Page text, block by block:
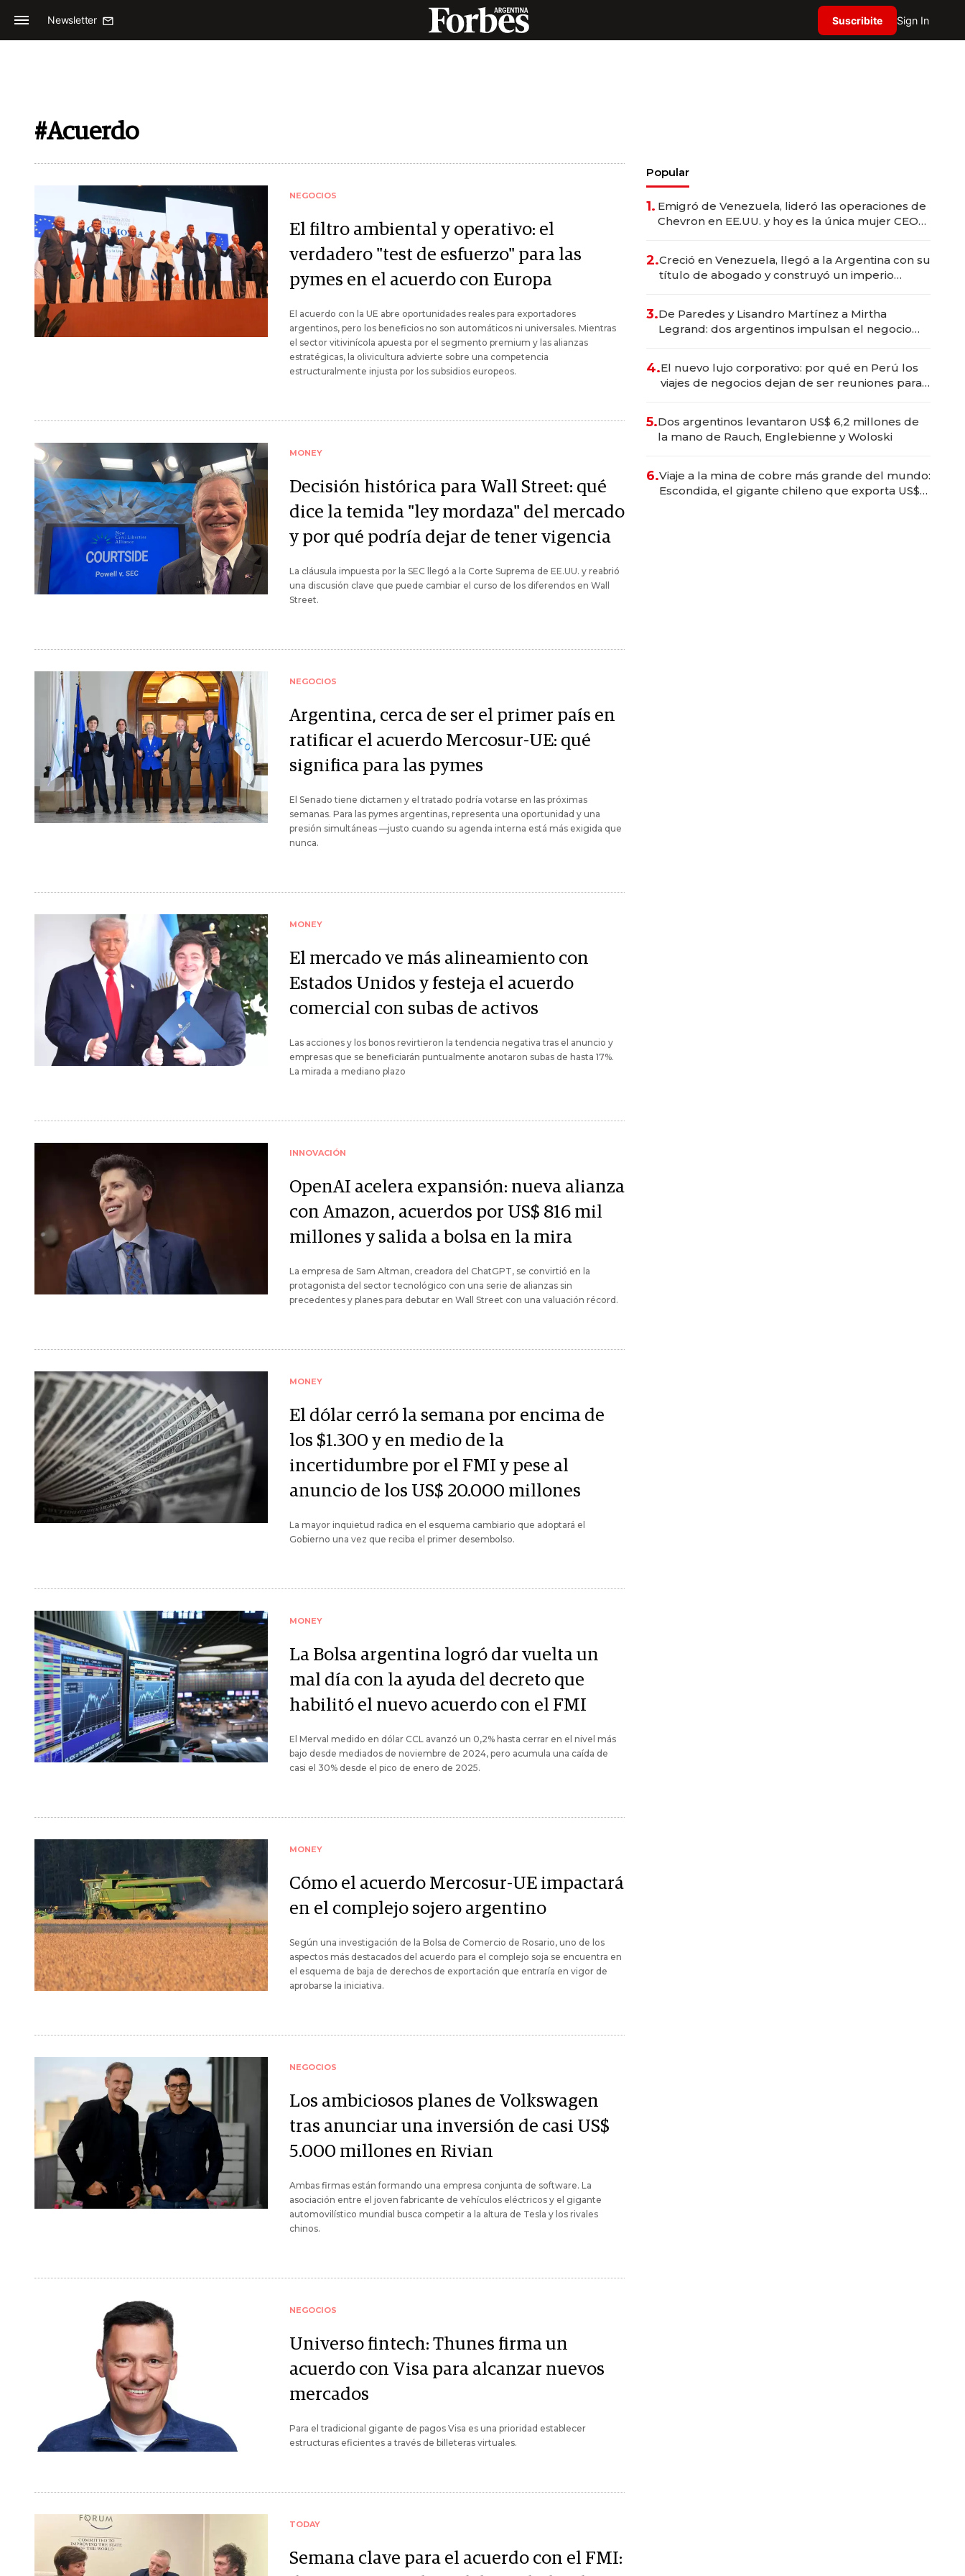
Newsletter Suscribite Sign In
#Acuerdo
NEGOCIOS
El filtro ambiental y operativo: el
verdadero "test de esfuerzo" para las
pymes en el acuerdo con Europa
El acuerdo con la UE abre oportunidades reales para exportadores
argentinos, pero los beneficios no son automáticos ni universales. Mientras
el sector vitivinícola apuesta por el segmento premium y las alianzas
estratégicas, la olivicultura advierte sobre una competencia
estructuralmente injusta por los subsidios europeos.
MONEY
Decisión histórica para Wall Street: qué
dice la temida "ley mordaza" del mercado
y por qué podría dejar de tener vigencia
La cláusula impuesta por la SEC llegó a la Corte Suprema de EE.UU. y reabrió
una discusión clave que puede cambiar el curso de los diferendos en Wall
Street.
NEGOCIOS
Argentina, cerca de ser el primer país en
ratificar el acuerdo Mercosur-UE: qué
significa para las pymes
El Senado tiene dictamen y el tratado podría votarse en las próximas
semanas. Para las pymes argentinas, representa una oportunidad y una
presión simultáneas —justo cuando su agenda interna está más exigida que
nunca.
MONEY
El mercado ve más alineamiento con
Estados Unidos y festeja el acuerdo
comercial con subas de activos
Las acciones y los bonos revirtieron la tendencia negativa tras el anuncio y
empresas que se beneficiarán puntualmente anotaron subas de hasta 17%.
La mirada a mediano plazo
INNOVACIÓN
OpenAI acelera expansión: nueva alianza
con Amazon, acuerdos por US$ 816 mil
millones y salida a bolsa en la mira
La empresa de Sam Altman, creadora del ChatGPT, se convirtió en la
protagonista del sector tecnológico con una serie de alianzas sin
precedentes y planes para debutar en Wall Street con una valuación récord.
MONEY
El dólar cerró la semana por encima de
los $1.300 y en medio de la
incertidumbre por el FMI y pese al
anuncio de los US$ 20.000 millones
La mayor inquietud radica en el esquema cambiario que adoptará el
Gobierno una vez que reciba el primer desembolso.
MONEY
La Bolsa argentina logró dar vuelta un
mal día con la ayuda del decreto que
habilitó el nuevo acuerdo con el FMI
El Merval medido en dólar CCL avanzó un 0,2% hasta cerrar en el nivel más
bajo desde mediados de noviembre de 2024, pero acumula una caída de
casi el 30% desde el pico de enero de 2025.
MONEY
Cómo el acuerdo Mercosur-UE impactará
en el complejo sojero argentino
Según una investigación de la Bolsa de Comercio de Rosario, uno de los
aspectos más destacados del acuerdo para el complejo soja se encuentra en
el esquema de baja de derechos de exportación que entraría en vigor de
aprobarse la iniciativa.
NEGOCIOS
Los ambiciosos planes de Volkswagen
tras anunciar una inversión de casi US$
5.000 millones en Rivian
Ambas firmas están formando una empresa conjunta de software. La
asociación entre el joven fabricante de vehículos eléctricos y el gigante
automovilístico mundial busca competir a la altura de Tesla y los rivales
chinos.
NEGOCIOS
Universo fintech: Thunes firma un
acuerdo con Visa para alcanzar nuevos
mercados
Para el tradicional gigante de pagos Visa es una prioridad establecer
estructuras eficientes a través de billeteras virtuales.
TODAY
Semana clave para el acuerdo con el FMI:
Popular
1. Emigró de Venezuela, lideró las operaciones de
Chevron en EE.UU. y hoy es la única mujer CEO
2.Creció en Venezuela, llegó a la Argentina con su
título de abogado y construyó un imperio
3.De Paredes y Lisandro Martínez a Mirtha
Legrand: dos argentinos impulsan el negocio
4.El nuevo lujo corporativo: por qué en Perú los
viajes de negocios dejan de ser reuniones para
5.Dos argentinos levantaron US$ 6,2 millones de
la mano de Rauch, Englebienne y Woloski
6.Viaje a la mina de cobre más grande del mundo:
Escondida, el gigante chileno que exporta US$